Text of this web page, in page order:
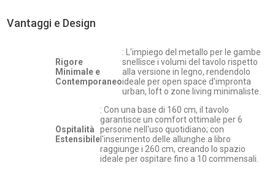
Vantaggi e Design
Rigore
Minimale e
Contemporaneo
: L'impiego del metallo per le gambe
snellisce i volumi del tavolo rispetto
alla versione in legno, rendendolo
ideale per open space d'impronta
urban, loft o zone living minimaliste.
Ospitalità
Estensibile
: Con una base di 160 cm, il tavolo
garantisce un comfort ottimale per 6
persone nell'uso quotidiano; con
l'inserimento delle allunghe a libro
raggiunge i 260 cm, creando lo spazio
ideale per ospitare fino a 10 commensali.